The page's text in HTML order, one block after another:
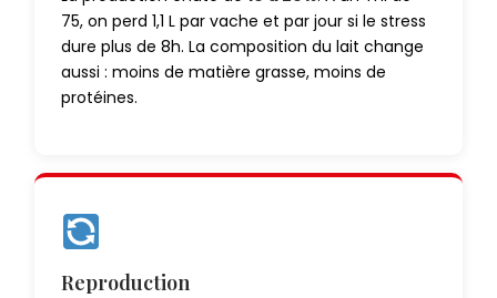
75, on perd 1,1 L par vache et par jour si le stress
dure plus de 8h. La composition du lait change
aussi : moins de matière grasse, moins de
protéines.
Reproduction